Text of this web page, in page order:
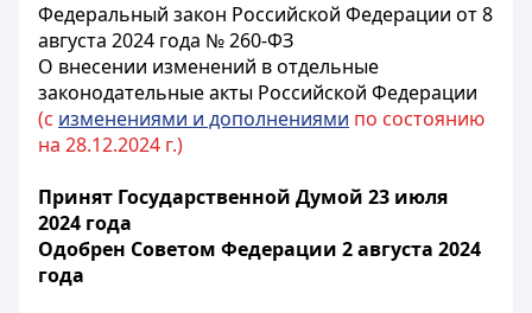
Федеральный закон Российской Федерации от 8
августа 2024 года № 260-ФЗ
О внесении изменений в отдельные
законодательные акты Российской Федерации
(с изменениями и дополнениями по состоянию
на 28.12.2024 г.)
Принят Государственной Думой 23 июля
2024 года
Одобрен Советом Федерации 2 августа 2024
года